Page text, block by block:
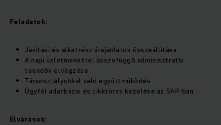
Feladatok:
Javítási és alkatrész árajánlatok összeállítása
A napi üzletmenettel összefüggő adminisztratív
teendők elvégzése
Társosztályokkal való együttműködés
Ügyfél adatbázis és cikktörzs kezelése az SAP-ban
Elvárások: